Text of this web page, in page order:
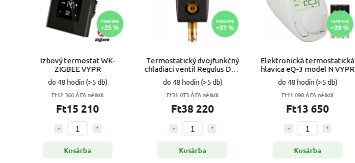
Ft20 280
–25 %
Izbový termostat WK-
ZIGBEE VYPR
do 48 hodín (>5 db)
Ft12 366 ÁFA nélkül
Ft15 210
Kosárba
Ft55 770
–31 %
Termostatický dvojfunkčný
chladiaci ventil Regulus DBV
1 VYPR
do 48 hodín (>5 db)
Ft31 073 ÁFA nélkül
Ft38 220
Kosárba
Ft19 110
–28 %
Elektronická termostatická
hlavica eQ-3 model N VYPR
do 48 hodín (>5 db)
Ft11 098 ÁFA nélkül
Ft13 650
Kosárba